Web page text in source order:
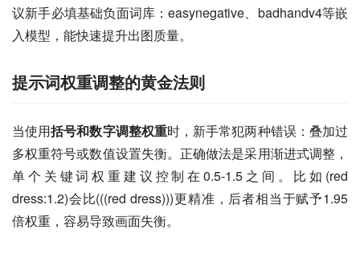
议新手必填基础负面词库：easynegative、badhandv4等嵌
入模型，能快速提升出图质量。
提示词权重调整的黄金法则
当使用括号和数字调整权重时，新手常犯两种错误：叠加过
多权重符号或数值设置失衡。正确做法是采用渐进式调整，
单个关键词权重建议控制在0.5-1.5之间。比如(red
dress:1.2)会比(((red dress)))更精准，后者相当于赋予1.95
倍权重，容易导致画面失衡。